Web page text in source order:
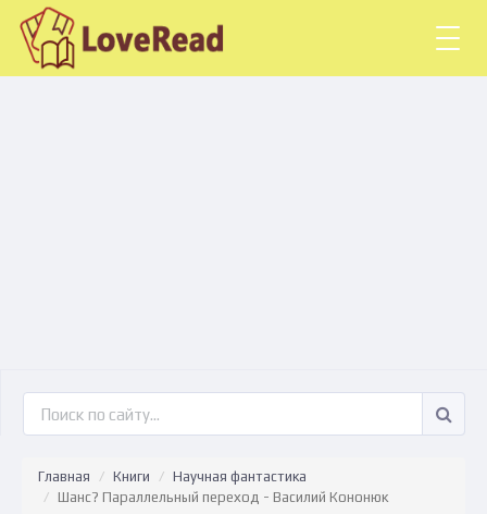
Главная Книги
Научная фантастика
Шанс? Параллельный переход - Василий Кононюк